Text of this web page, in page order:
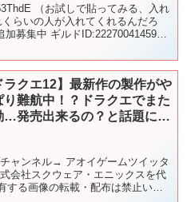
（お試しで貼ってみる、入れ
らいの人が入れてくれるんだろ
加募集中 ギルドID:222700414592
ラクエ12】最新作の製作がや
り難航中！？ドラクエでまた
…発売出来るの？と話題に…
ャンネル→ アオイゲームツイッタ
会社スクウェア・エニックスを代
する画像の転載・配布は禁止いた